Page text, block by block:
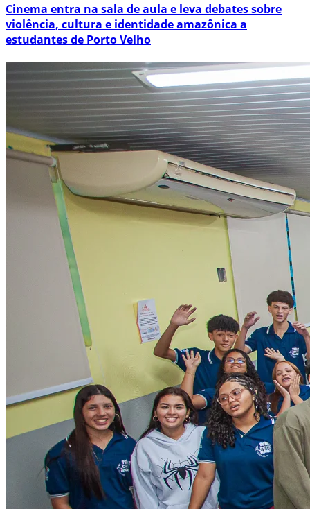
Cinema entra na sala de aula e leva debates sobre
violência, cultura e identidade amazônica a
estudantes de Porto Velho